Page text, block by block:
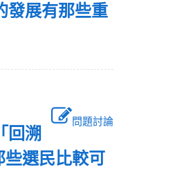
發展有那些重
問題討論
回溯
選民比較可